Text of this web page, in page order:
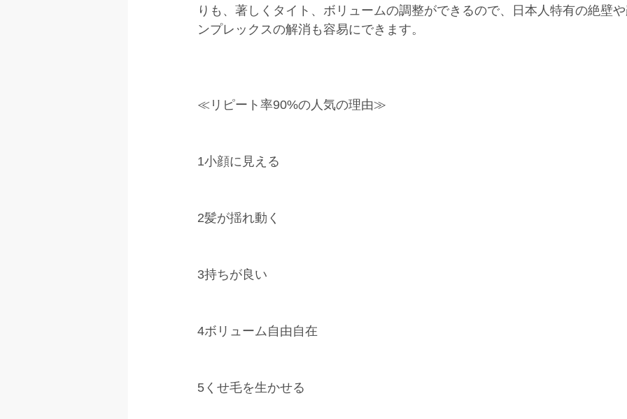
りも、著しくタイト、ボリュームの調整ができるので、日本人特有の絶壁
ンプレックスの解消も容易にできます。
≪リピート率90%の人気の理由≫
1小顔に見える
2髪が揺れ動く
3持ちが良い
4ボリューム自由自在
5くせ毛を生かせる